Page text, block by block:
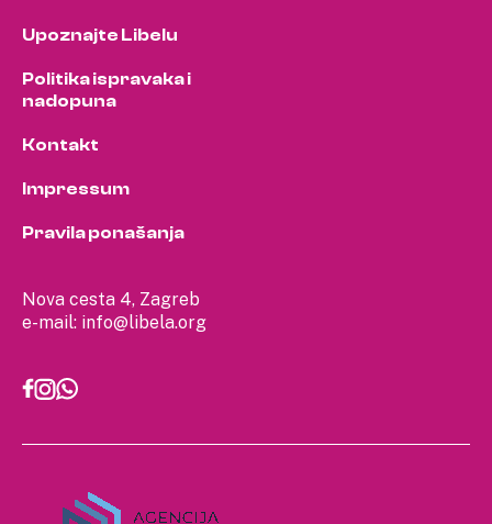
Nova cesta 4, Zagreb
e-mail: info@libela.org
Upoznajte Libelu
Politika ispravaka i
nadopuna
Kontakt
Impressum
Pravila ponašanja